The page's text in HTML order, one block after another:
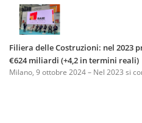
Filiera delle Costruzioni: nel 2023
€624 miliardi (+4,2 in termini reali)
Milano, 9 ottobre 2024 – Nel 2023 si